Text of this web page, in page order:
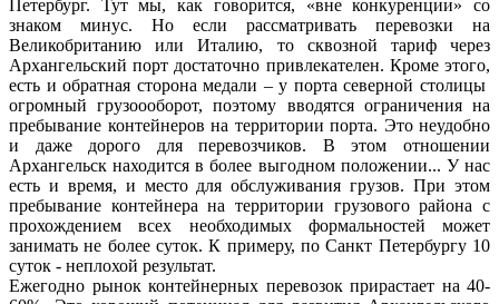
Петербург. Тут мы, как говорится, «вне конкуренции» со
знаком минус. Но если рассматривать перевозки на
Великобританию или Италию, то сквозной тариф через
Архангельский порт достаточно привлекателен. Кроме этого,
есть и обратная сторона медали – у порта северной столицы
огромный грузоооборот, поэтому вводятся ограничения на
пребывание контейнеров на территории порта. Это неудобно
и даже дорого для перевозчиков. В этом отношении
Архангельск находится в более выгодном положении... У нас
есть и время, и место для обслуживания грузов. При этом
пребывание контейнера на территории грузового района с
прохождением всех необходимых формальностей может
занимать не более суток. К примеру, по Санкт Петербургу 10
суток - неплохой результат.
Ежегодно рынок контейнерных перевозок прирастает на 40-